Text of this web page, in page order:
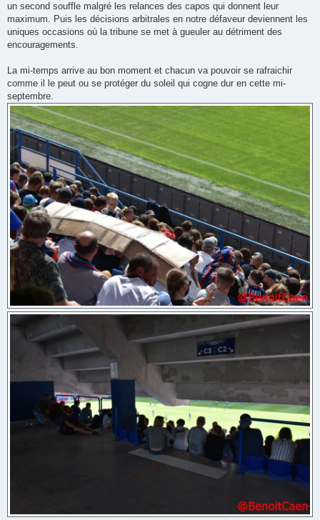
un second souffle malgré les relances des capos qui donnent leur
maximum. Puis les décisions arbitrales en notre défaveur deviennent les
uniques occasions où la tribune se met à gueuler au détriment des
encouragements.
La mi-temps arrive au bon moment et chacun va pouvoir se rafraichir
comme il le peut ou se protéger du soleil qui cogne dur en cette mi-
septembre.